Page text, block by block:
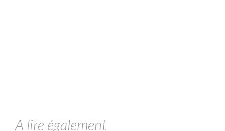
A lire également